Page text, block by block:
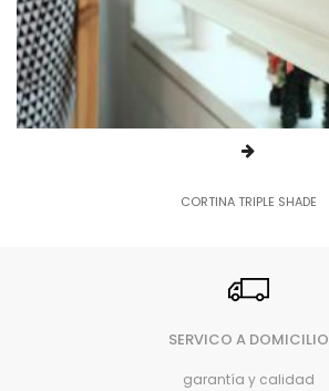
CORTINA TRIPLE SHADE
SERVICO A DOMICILIO
garantía y calidad